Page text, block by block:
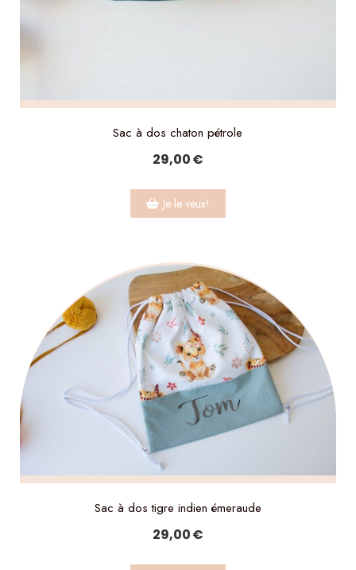
Sac à dos chaton pétrole
29,00€
Je le veux!
Sac à dos tigre indien émeraude
29,00€